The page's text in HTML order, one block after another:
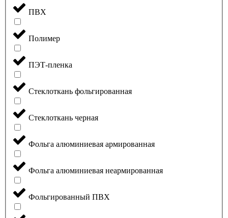
ПВХ
Полимер
ПЭТ-пленка
Стеклоткань фольгированная
Стеклоткань черная
Фольга алюминиевая армированная
Фольга алюминиевая неармированная
Фольгированный ПВХ